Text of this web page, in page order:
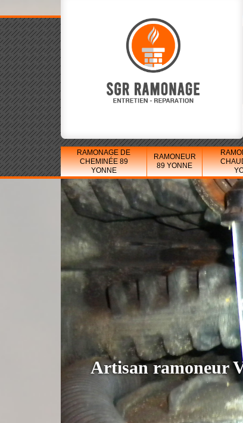
RAMONAGE DE
CHEMINÉE 89
YONNE
RAMONEUR
89 YONNE
Artisan ramoneur